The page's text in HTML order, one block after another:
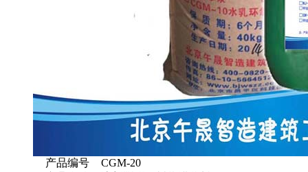
产品编号
CGM-20